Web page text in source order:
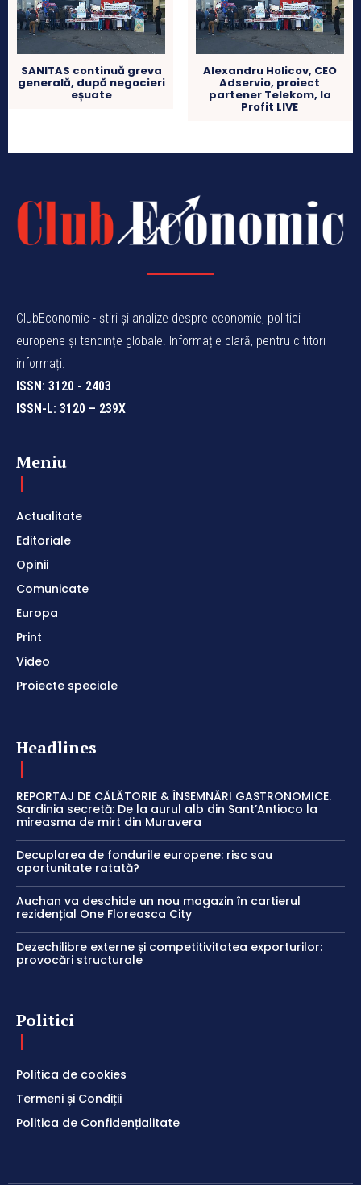
SANITAS continuă greva
generală, după negocieri
eșuate
Alexandru Holicov, CEO
Adservio, proiect
partener Telekom, la
Profit LIVE
ClubEconomic - știri și analize despre economie, politici
europene și tendințe globale. Informație clară, pentru cititori
informați.
ISSN: 3120 - 2403
ISSN-L: 3120 – 239X
Meniu
Actualitate
Editoriale
Opinii
Comunicate
Europa
Print
Video
Proiecte speciale
Headlines
REPORTAJ DE CĂLĂTORIE & ÎNSEMNĂRI GASTRONOMICE.
Sardinia secretă: De la aurul alb din Sant’Antioco la
mireasma de mirt din Muravera
Decuplarea de fondurile europene: risc sau
oportunitate ratată?
Auchan va deschide un nou magazin în cartierul
rezidențial One Floreasca City
Dezechilibre externe și competitivitatea exporturilor:
provocări structurale
Politici
Politica de cookies
Termeni și Condiții
Politica de Confidențialitate